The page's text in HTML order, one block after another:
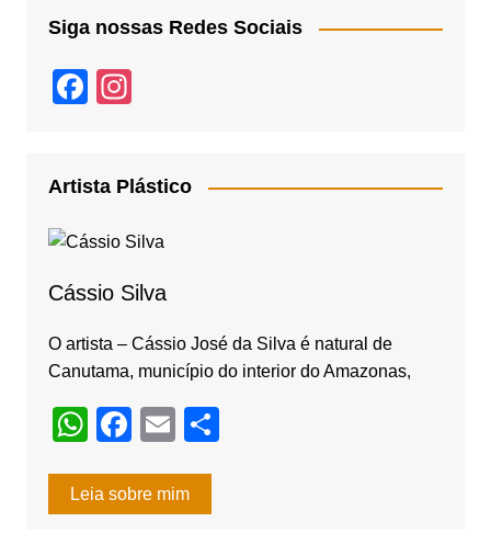
Siga nossas Redes Sociais
F
e
b
o
k
gr
a
Artista Plástico
Cássio Silva
O artista – Cássio José da Silva é natural de
Canutama, município do interior do Amazonas,
W
at
F
c
E
ail
Leia sobre mim